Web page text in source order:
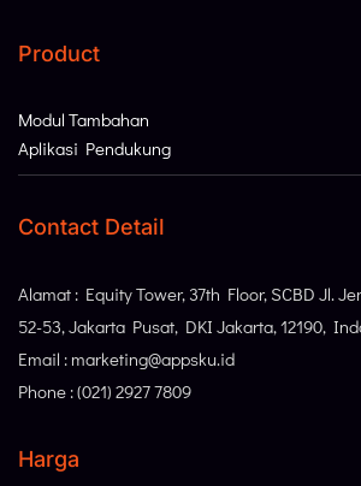
Product
Modul Tambahan
Aplikasi Pendukung
Contact Detail
Alamat : Equity Tower, 37th Floor, SCBD Jl.
52-53, Jakarta Pusat, DKI Jakarta, 12190,
Email : marketing@appsku.id
Phone : (021) 2927 7809
Harga